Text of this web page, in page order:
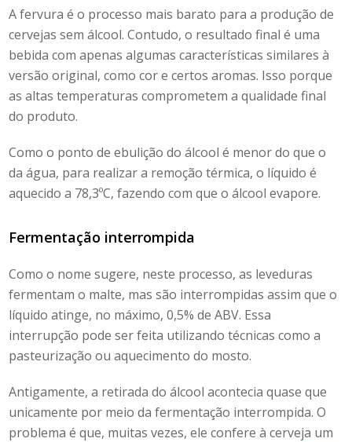
A fervura é o processo mais barato para a produção de
cervejas sem álcool. Contudo, o resultado final é uma
bebida com apenas algumas características similares à
versão original, como cor e certos aromas. Isso porque
as altas temperaturas comprometem a qualidade final
do produto.
Como o ponto de ebulição do álcool é menor do que o
da água, para realizar a remoção térmica, o líquido é
aquecido a 78,3ºC, fazendo com que o álcool evapore.
Fermentação interrompida
Como o nome sugere, neste processo, as leveduras
fermentam o malte, mas são interrompidas assim que o
líquido atinge, no máximo, 0,5% de ABV. Essa
interrupção pode ser feita utilizando técnicas como a
pasteurização ou aquecimento do mosto.
Antigamente, a retirada do álcool acontecia quase que
unicamente por meio da fermentação interrompida. O
problema é que, muitas vezes, ele confere à cerveja um